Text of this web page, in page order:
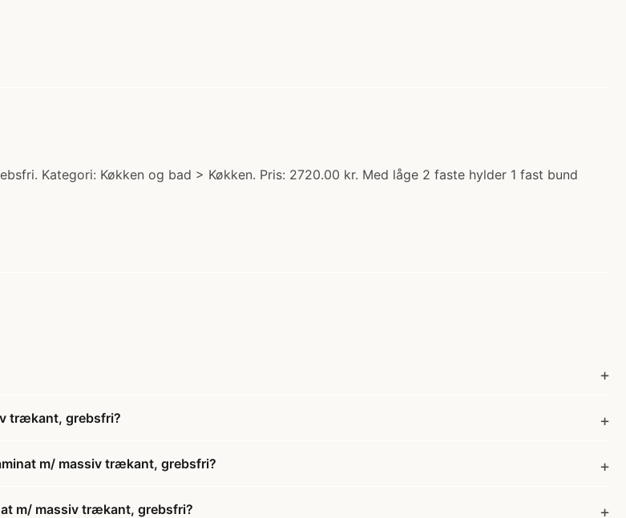
Kategori: Køkken og bad > Køkken. Pris: 2720.00 kr. Med låge 2 faste hylder 1 fast bund
trækant, grebsfri?
m/ massiv trækant, grebsfri?
m/ massiv trækant, grebsfri?